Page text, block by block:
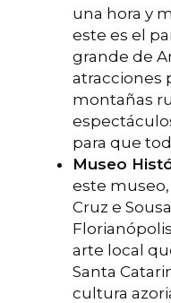
una hora y
este es el
grande de
atracciones
montañas
para que
Museo
este
Cruz e
arte local
Santa
cultura